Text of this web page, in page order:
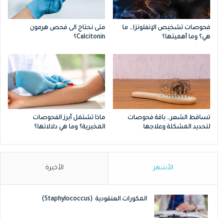
التالية:
سرطان القولون والمستقيم.
سرطان الجهاز الهضمي.
سرطان المبيض.
سرطان الرئة.
سرطان الكبد.
سرطان الغدة الدرقية.
وفي هذا الإطار، يجب الإشاة الى ان نتيجة هذا
الفحص ليست الوسيلة الوحيدة لتأكيد تشخيص
فحوصات تشخيص الإنفلونزا… ما
هي؟ وما أهميتها؟
متى نحتاج الى فحص هرمون
Calcitonin؟
تساقط الشعر… باقة فحوصات
لتحديد المشكلة وعلاجها
ماذا تشتمل أبرز الفحوصات
المخبرية؟ وما هي دلالاتها؟
الأشهر الأخيرة
المكورات العنقودية (Staphylococcus)